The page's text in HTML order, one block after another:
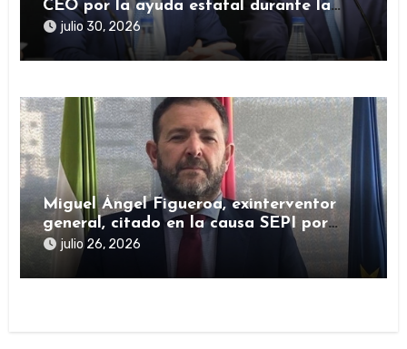
CEO por la ayuda estatal durante la
pandemia sigue abierta
julio 30, 2026
Miguel Ángel Figueroa, exinterventor
general, citado en la causa SEPI por
presuntas irregularidades en ayudas
julio 26, 2026